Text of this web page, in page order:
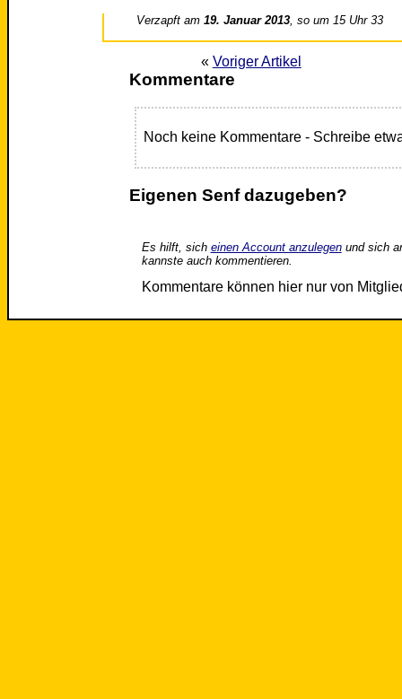
Verzapft am19. Januar 2013, so um 15 Uhr 33
« Voriger Artikel
Kommentare
Noch keine Kommentare - Schreibe
Eigenen Senf dazugeben?
Es hilft, sich einen Account anzulegenund sich
kannste auch kommentieren.
Kommentare können hier nur von